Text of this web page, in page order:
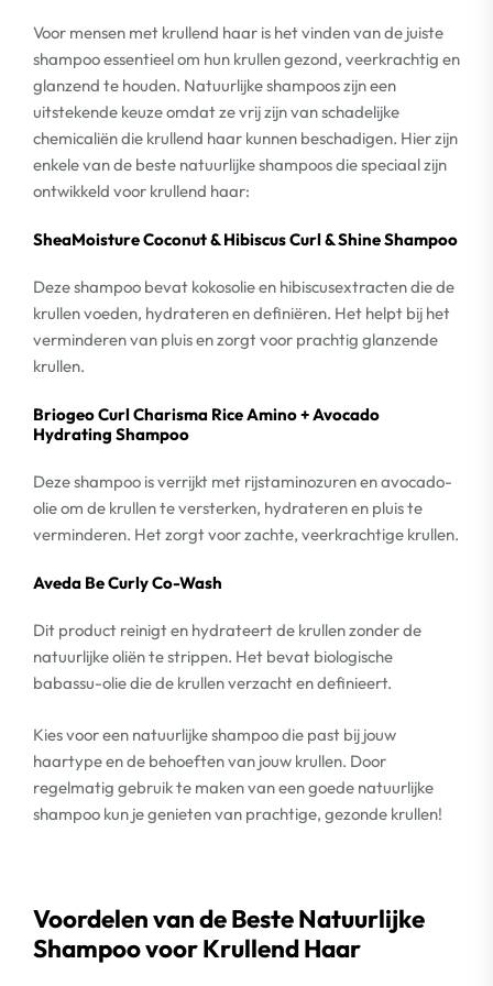
Voor mensen met krullend haar is het vinden van de juiste
shampoo essentieel om hun krullen gezond, veerkrachtig en
glanzend te houden. Natuurlijke shampoos zijn een
uitstekende keuze omdat ze vrij zijn van schadelijke
chemicaliën die krullend haar kunnen beschadigen. Hier zijn
enkele van de beste natuurlijke shampoos die speciaal zijn
ontwikkeld voor krullend haar:
SheaMoisture Coconut & Hibiscus Curl & Shine Shampoo
Deze shampoo bevat kokosolie en hibiscusextracten die de
krullen voeden, hydrateren en definiëren. Het helpt bij het
verminderen van pluis en zorgt voor prachtig glanzende
krullen.
Briogeo Curl Charisma Rice Amino + Avocado
Hydrating Shampoo
Deze shampoo is verrijkt met rijstaminozuren en avocado-
olie om de krullen te versterken, hydrateren en pluis te
verminderen. Het zorgt voor zachte, veerkrachtige krullen.
Aveda Be Curly Co-Wash
Dit product reinigt en hydrateert de krullen zonder de
natuurlijke oliën te strippen. Het bevat biologische
babassu-olie die de krullen verzacht en definieert.
Kies voor een natuurlijke shampoo die past bij jouw
haartype en de behoeften van jouw krullen. Door
regelmatig gebruik te maken van een goede natuurlijke
shampoo kun je genieten van prachtige, gezonde krullen!
Voordelen van de Beste Natuurlijke
Shampoo voor Krullend Haar